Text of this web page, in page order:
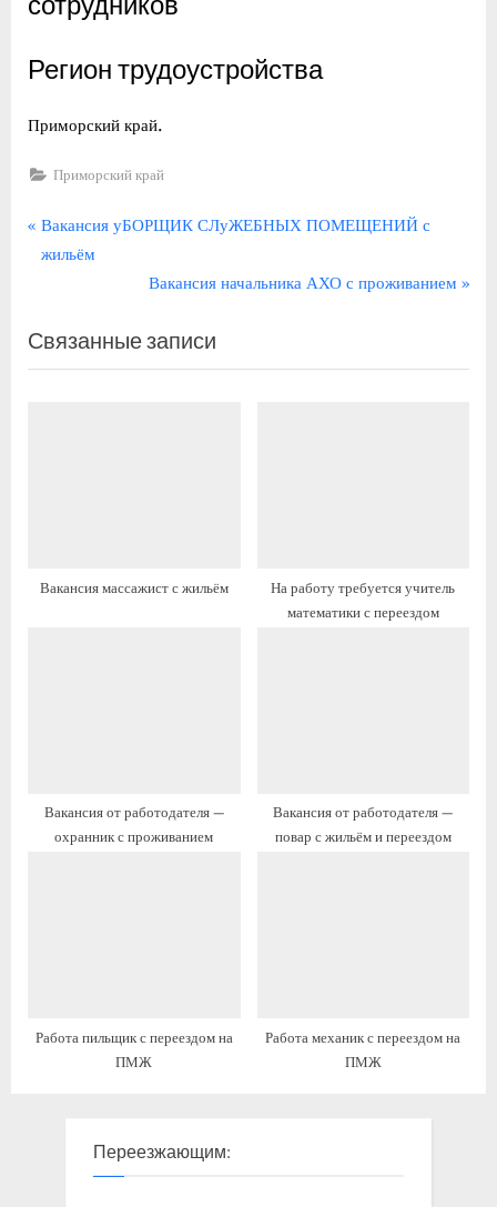
Регион трудоустройства
Приморский край.
Приморский край
Навигация
по
П
р
ы
д
Вакансия уБОРЩИК СЛуЖЕБНЫХ ПОМЕЩЕНИЙ с
жильём
С
е
д
Вакансия начальника АХО с проживанием
Связанные записи
Вакансия массажист с жильём
На работу требуется учитель
математики с переездом
Вакансия от работодателя —
охранник с проживанием
Вакансия от работодателя —
повар с жильём и переездом
Работа пильщик с переездом на
ПМЖ
Работа механик с переездом на
ПМЖ
Переезжающим: